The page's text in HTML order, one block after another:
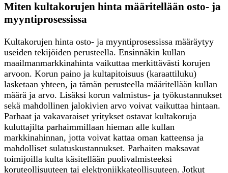
Miten kultakorujen hinta määritellään osto- ja
myyntiprosessissa
Kultakorujen hinta osto- ja myyntiprosessissa määräytyy
useiden tekijöiden perusteella. Ensinnäkin kullan
maailmanmarkkinahinta vaikuttaa merkittävästi korujen
arvoon. Korun paino ja kultapitoisuus (karaattiluku)
lasketaan yhteen, ja tämän perusteella määritellään kullan
määrä ja arvo. Lisäksi korun valmistus- ja työkustannukset
sekä mahdollinen jalokivien arvo voivat vaikuttaa hintaan.
Parhaat ja vakavaraiset yritykset ostavat kultakoruja
kuluttajilta parhaimmillaan hieman alle kullan
markkinahinnan, jotta voivat kattaa oman katteensa ja
mahdolliset sulatuskustannukset. Parhaiten maksavat
toimijoilla kulta käsitellään puolivalmisteeksi
koruteollisuuteen tai elektroniikkateollisuuteen. Jotkut